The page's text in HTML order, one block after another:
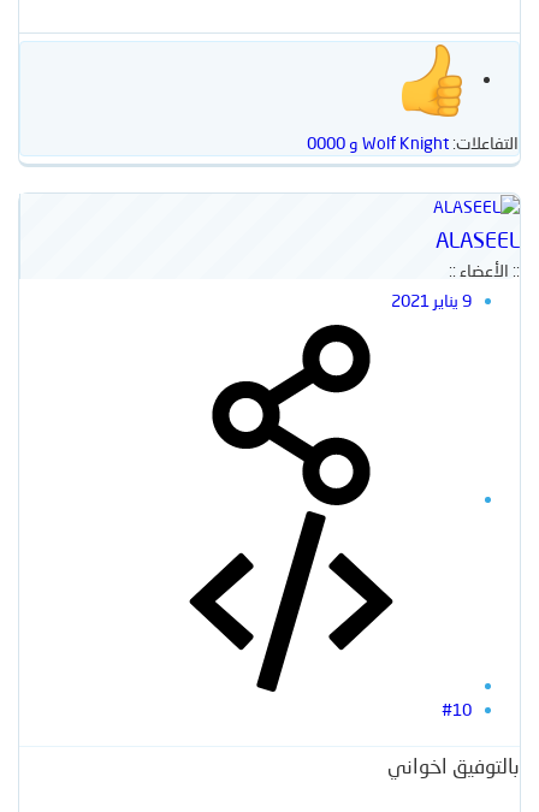
التفاعلات: Wolf Knight و 0000
ALASEEL
:: الأعضاء ::
9 يناير 2021
#10
بالتوفيق اخواني